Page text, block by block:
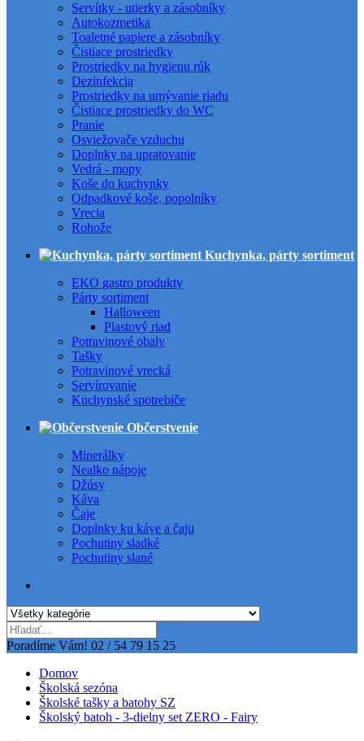
Servítky - utierky a zásobníky
Autokozmetika
Toaletné papiere a zásobníky
Čistiace prostriedky
Prostriedky na hygienu rúk
Dezinfekcia
Prostriedky na umývanie riadu
Čistiace prostriedky do WC
Pranie
Osviežovače vzduchu
Doplnky na upratovanie
Vedrá - mopy
Koše do kuchynky
Odpadkové koše, popolníky
Vrecia
Rohože
Kuchynka, párty sortiment
EKO gastro produkty
Párty sortiment
Halloween
Plastový riad
Potravinové obaly
Tašky
Potravinové vrecká
Servírovanie
Kuchynské spotrebiče
Občerstvenie
Minerálky
Nealko nápoje
Džúsy
Káva
Čaje
Doplnky ku káve a čaju
Pochutiny sladké
Pochutiny slané
Poradíme Vám! 02 / 54 79 15 25
Domov
Školská sezóna
Školské tašky a batohy SZ
Školský batoh - 3-dielny set ZERO - Fairy